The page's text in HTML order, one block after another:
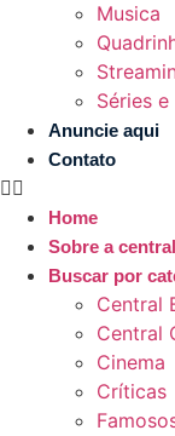
Musica
Séries
Anuncie aqui
Contato
Home
Sobre a central
Buscar por
Central
Central
Cinema
Críticas